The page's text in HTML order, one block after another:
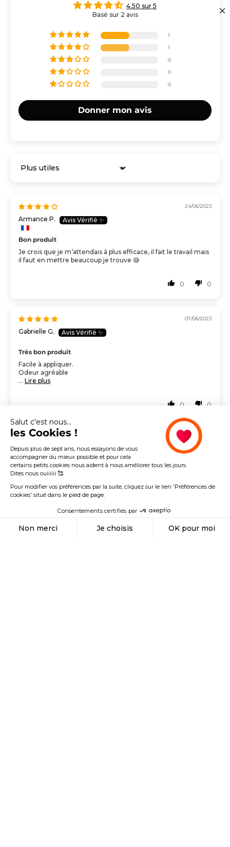
Salut c'est nous...
les Cookies !
Depuis plus de sept ans, nous essayons de vous
accompagner du mieux possible et pour cela
certains petits cookies nous aident à nous améliorer tous les jours.
Dites nous ouiiiiii 🥰
Pour modifier vos préférences par la suite, cliquez sur le lien 'Préférences de
cookies' situé dans le pied de page.
Consentements certifiés par
Non merci Je choisis OK pour moi
4.50 sur 5
Basé sur 2 avis
1
1
0
0
0
Donner mon avis
Sort by
24/06/2023
Armance P.
Bon produit
Je crois que je m’attendais à plus efficace, il fait le travail mais
il faut en mettre beaucoup je trouve 😅
0 0
07/06/2023
Gabrielle G.
Très bon produit
Facile à appliquer.
Odeur agréable
... Lire plus
0 0
Retrouvez l'ensemble des produits de la marque juste ici.
Découvrir la marque